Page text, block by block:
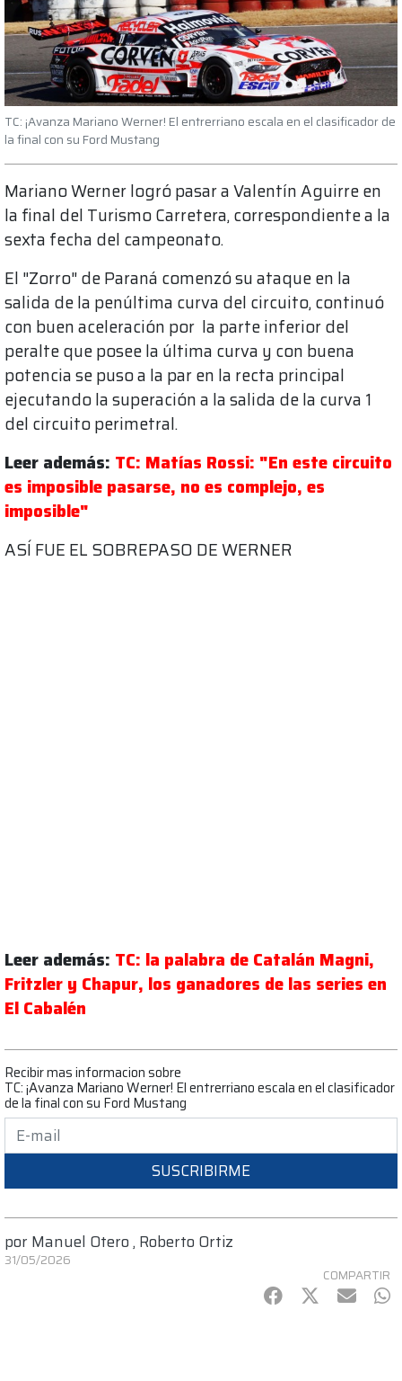
TC: ¡Avanza Mariano Werner! El entrerriano escala en el clasificador de
la final con su Ford Mustang
Mariano Werner logró pasar a Valentín Aguirre en
la final del Turismo Carretera, correspondiente a la
sexta fecha del campeonato.
El "Zorro" de Paraná comenzó su ataque en la
salida de la penúltima curva del circuito, continuó
con buen aceleración por la parte inferior del
peralte que posee la última curva y con buena
potencia se puso a la par en la recta principal
ejecutando la superación a la salida de la curva 1
del circuito perimetral.
Leer además: TC: Matías Rossi: "En este circuito
es imposible pasarse, no es complejo, es
imposible"
ASÍ FUE EL SOBREPASO DE WERNER
Leer además: TC: la palabra de Catalán Magni,
Fritzler y Chapur, los ganadores de las series en
El Cabalén
Recibir mas informacion sobre
TC: ¡Avanza Mariano Werner! El entrerriano escala en el clasificador
de la final con su Ford Mustang
SUSCRIBIRME
por Manuel Otero, Roberto Ortiz
31/05/2026
COMPARTIR
Facebook
Twitter
mail